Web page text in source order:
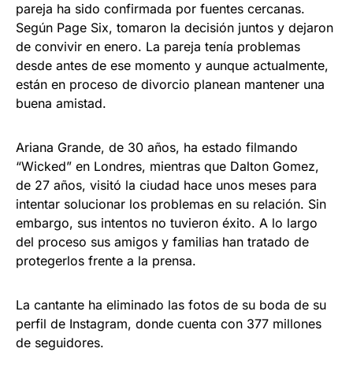
pareja ha sido confirmada por fuentes cercanas.
Según Page Six, tomaron la decisión juntos y dejaron
de convivir en enero. La pareja tenía problemas
desde antes de ese momento y aunque actualmente,
están en proceso de divorcio planean mantener una
buena amistad.
Ariana Grande, de 30 años, ha estado filmando
“Wicked” en Londres, mientras que Dalton Gomez,
de 27 años, visitó la ciudad hace unos meses para
intentar solucionar los problemas en su relación. Sin
embargo, sus intentos no tuvieron éxito. A lo largo
del proceso sus amigos y familias han tratado de
protegerlos frente a la prensa.
La cantante ha eliminado las fotos de su boda de su
perfil de Instagram, donde cuenta con 377 millones
de seguidores.